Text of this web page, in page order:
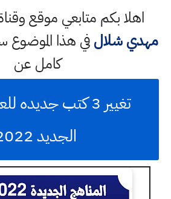
اهلا بكم متابعي موقع
مهدي شلالفي هذا
كامل عن
تغيير 3 كتب جديده
الجديد 2022